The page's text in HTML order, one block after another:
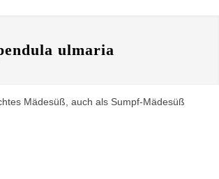
ulmaria
Mädesüß, auch als Sumpf-Mädesüß